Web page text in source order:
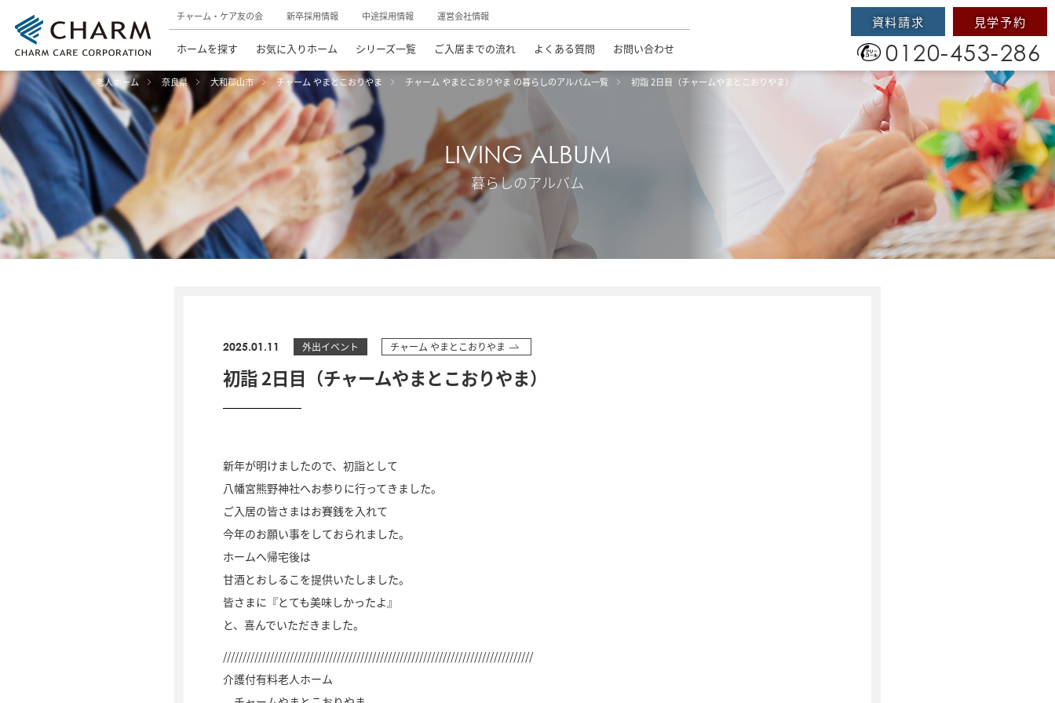
チャーム・ケア友の会 新卒採用情報 中途採用情報 運営会社情報
ホームを探す お気に入りホーム シリーズ一覧 ご入居までの流れ よくある質問 お問い合わせ
資料請求 見学予約
0120-453-286
老人ホーム 奈良県 大和郡山市 チャーム やまとこおりやま チャーム やまとこおりやま の暮らしのアルバム一覧 初詣 2日目（チャームやまとこおりやま）
LIVING ALBUM
暮らしのアルバム
2025.01.11 外出イベント チャーム やまとこおりやま
初詣 2日目（チャームやまとこおりやま）
新年が明けましたので、初詣として
八幡宮熊野神社へお参りに行ってきました。
ご入居の皆さまはお賽銭を入れて
今年のお願い事をしておられました。
ホームへ帰宅後は
甘酒とおしるこを提供いたしました。
皆さまに『とても美味しかったよ』
と、喜んでいただきました。
///////////////////////////////////////////////////////////////////////////////
介護付有料老人ホーム